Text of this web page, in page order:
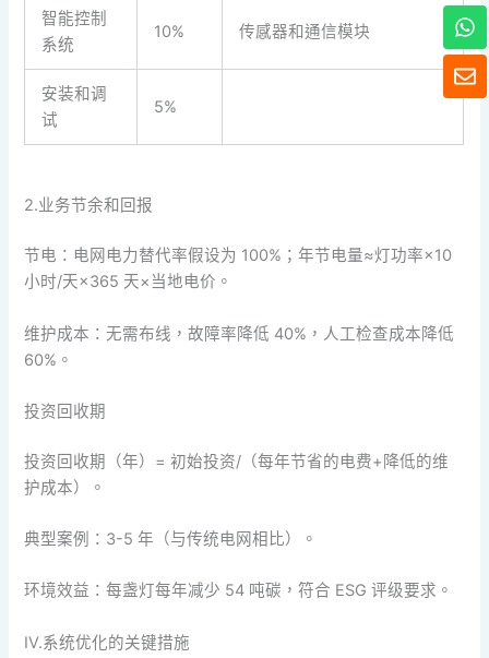
智能控制
系统
10% 传感器和通信模块
安装和调
试
5%
2.业务节余和回报
节电：电网电力替代率假设为 100%；年节电量≈灯功率×10
小时/天×365 天×当地电价。
维护成本：无需布线，故障率降低 40%，人工检查成本降低
60%。
投资回收期
投资回收期（年）= 初始投资/（每年节省的电费+降低的维
护成本）。
典型案例：3-5 年（与传统电网相比）。
环境效益：每盏灯每年减少 54 吨碳，符合 ESG 评级要求。
IV.系统优化的关键措施
信
封
W
h
a
t
s
p